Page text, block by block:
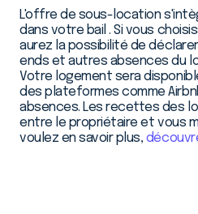
L'offre de sous-location
dans votre bail . Si vous
aurez la possibilité de
ends et autres absences du
Votre logement sera
des plateformes comme
absences. Les recettes des
entre le propriétaire et vous
voulez en savoir plus,